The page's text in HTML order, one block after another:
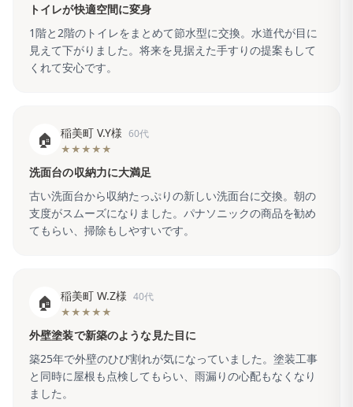
トイレが快適空間に変身
1階と2階のトイレをまとめて節水型に交換。水道代が目に
見えて下がりました。将来を見据えた手すりの提案もして
くれて安心です。
🏠 稲美町 V.Y様 60代
★★★★★
洗面台の収納力に大満足
古い洗面台から収納たっぷりの新しい洗面台に交換。朝の
支度がスムーズになりました。パナソニックの商品を勧め
てもらい、掃除もしやすいです。
🏠 稲美町 W.Z様 40代
★★★★★
外壁塗装で新築のような見た目に
築25年で外壁のひび割れが気になっていました。塗装工事
と同時に屋根も点検してもらい、雨漏りの心配もなくなり
ました。